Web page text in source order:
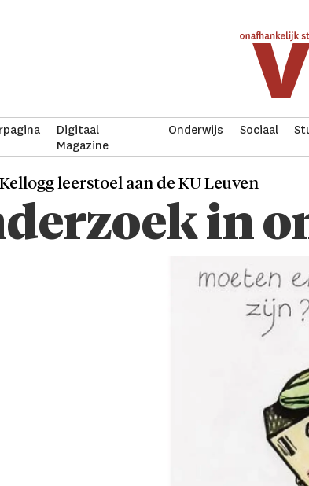
Digitaal
Magazine
Onderwijs Sociaal
leerstoel aan de KU Leuven
in